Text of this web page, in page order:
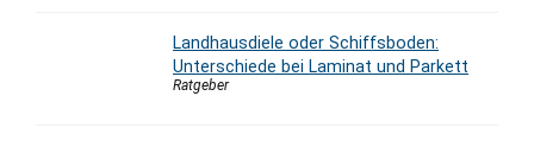
Landhausdiele oder Schiffsboden:
Unterschiede bei Laminat und Parkett
Ratgeber